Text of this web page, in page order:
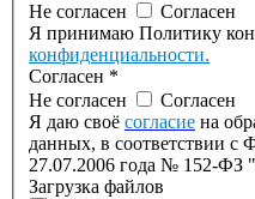
Не согласен
Согласен
Я принимаю Политику
конфиденциальности.
Согласен *
Не согласен
Согласен
Я даю своё согласие на
данных, в соответствии с
27.07.2006 года № 152-ФЗ
Загрузка файлов